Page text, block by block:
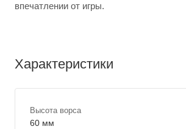
впечатлении от игры.
Характеристики
Высота ворса
60 мм